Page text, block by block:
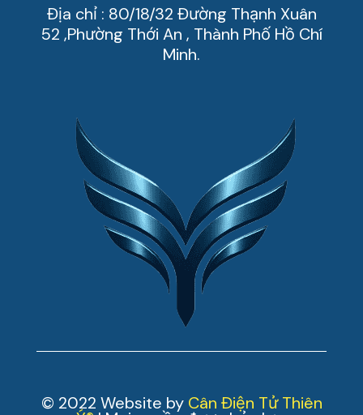
Địa chỉ : 80/18/32 Đường Thạnh Xuân
52 ,Phường Thới An , Thành Phố Hồ Chí
Minh.
© 2022 Website by Cân Điện Tử Thiên